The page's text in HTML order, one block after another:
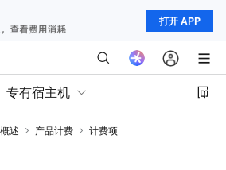
打开 APP
专有宿主机
述 产品计费
计费项